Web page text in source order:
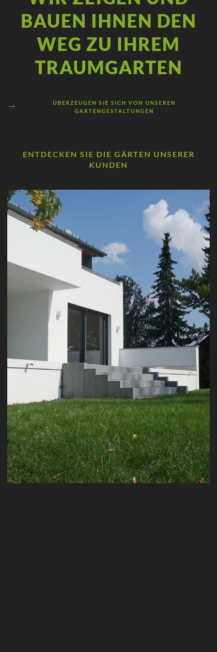
BAUEN IHNEN DEN
WEG ZU IHREM
TRAUMGARTEN
ÜBERZEUGEN SIE SICH VON UNSEREN
GARTENGESTALTUNGEN
ENTDECKEN SIE DIE GÄRTEN UNSERER
KUNDEN